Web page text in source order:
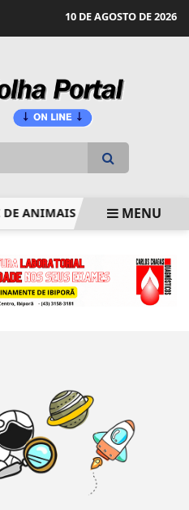
10 DE AGOSTO DE 2026
ANIMAIS ADOTADOS NO
MENU